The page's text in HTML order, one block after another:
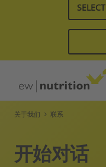
关于我们 联系
开始对话